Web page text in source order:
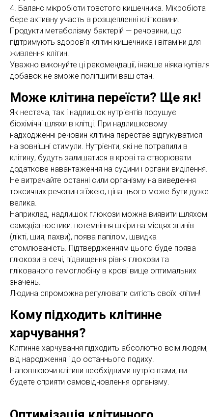
4. Баланс мікробіоти товстого кишечника. Мікробіота
бере активну участь в розщепленні клітковини.
Продукти метаболізму бактерій — речовини, що
підтримують здоров'я клітин кишечника і вітаміни для
живлення клітин.
Уважно виконуйте ці рекомендації, інакше ніяка купівля
добавок не зможе поліпшити ваш стан.
Може клітина переїсти? Ще як!
Як нестача, так і надлишок нутрієнтів порушує
біохімічні шляхи в клітці. При надлишковому
надходженні речовин клітина перестає відгукуватися
на зовнішні стимули. Нутрієнти, які не потрапили в
клітину, будуть залишатися в крові та створювати
додаткове навантаження на судини і органи виділення.
Не витрачайте останні сили організму на виведення
токсичних речовин з їжею, ціна цього може бути дуже
велика.
Наприклад, надлишок глюкози можна виявити шляхом
самодіагностики: потемніння шкіри на місцях згинів
(лікті, шия, пахви), поява папілом, швидка
стомлюваність. Підтвердженням цього буде поява
глюкози в сечі, підвищення рівня глюкози та
глікованого гемоглобіну в крові вище оптимальних
значень.
Людина спроможна регулювати ситість своїх клітин!
Кому підходить клітинне
харчування?
Клітинне харчування підходить абсолютно всім людям,
від народження і до останнього подиху.
Наповнюючи клітини необхідними нутрієнтами, ви
будете сприяти самовідновлення організму.